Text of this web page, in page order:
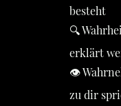
besteht
🔍
erklärt
👁️
zu dir